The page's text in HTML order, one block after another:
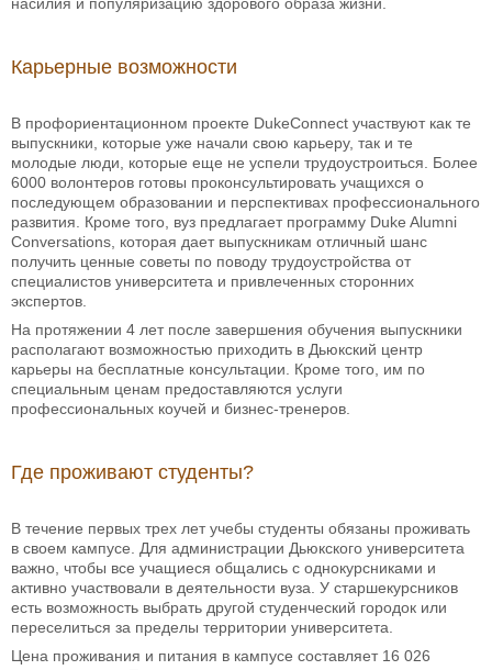
Карьерные возможности
В профориентационном проекте DukeConnect участвуют как те
выпускники, которые уже начали свою карьеру, так и те
молодые люди, которые еще не успели трудоустроиться. Более
6000 волонтеров готовы проконсультировать учащихся о
последующем образовании и перспективах профессионального
развития. Кроме того, вуз предлагает программу Duke Alumni
Conversations, которая дает выпускникам отличный шанс
получить ценные советы по поводу трудоустройства от
специалистов университета и привлеченных сторонних
экспертов.
На протяжении 4 лет после завершения обучения выпускники
располагают возможностью приходить в Дьюкский центр
карьеры на бесплатные консультации. Кроме того, им по
специальным ценам предоставляются услуги
профессиональных коучей и бизнес-тренеров.
Где проживают студенты?
В течение первых трех лет учебы студенты обязаны проживать
в своем кампусе. Для администрации Дьюкского университета
важно, чтобы все учащиеся общались с однокурсниками и
активно участвовали в деятельности вуза. У старшекурсников
есть возможность выбрать другой студенческий городок или
переселиться за пределы территории университета.
Цена проживания и питания в кампусе составляет 16 026